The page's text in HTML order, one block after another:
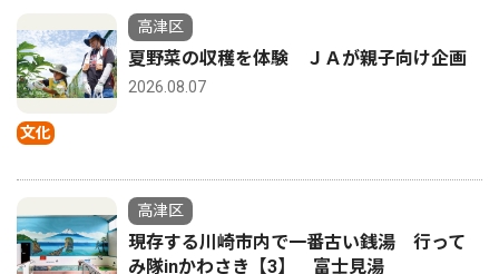
文化
高津区
夏野菜の収穫を体験 ＪＡが親子向け企画
2026.08.07
高津区
現存する川崎市内で一番古い銭湯 行って
み隊inかわさき【3】 富士見湯